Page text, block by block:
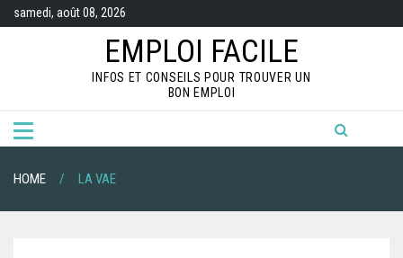
t
samedi, août 08, 2026
EMPLOI FACILE
INFOS ET CONSEILS POUR TROUVER UN
BON EMPLOI
HOME LA VAE